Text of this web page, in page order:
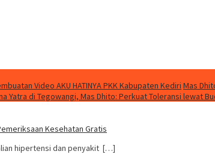
Video AKU HATINYA PKK Kabupaten Kediri Mas
Yatra di Tegowangi, Mas Dhito: Perkuat Toleransi lewat
Kesehatan Gratis
hipertensi dan penyakit […]